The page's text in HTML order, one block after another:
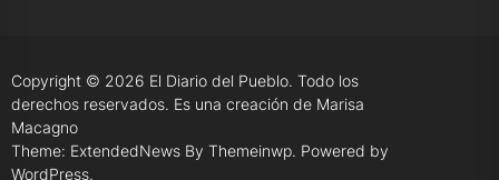
Copyright © 2026 El Diario del Pueblo. Todo los
derechos reservados. Es una creación de Marisa
Macagno
Theme: ExtendedNews By Themeinwp. Powered by
WordPress.